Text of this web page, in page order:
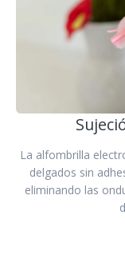
La alfombrilla
delgados sin
eliminando las